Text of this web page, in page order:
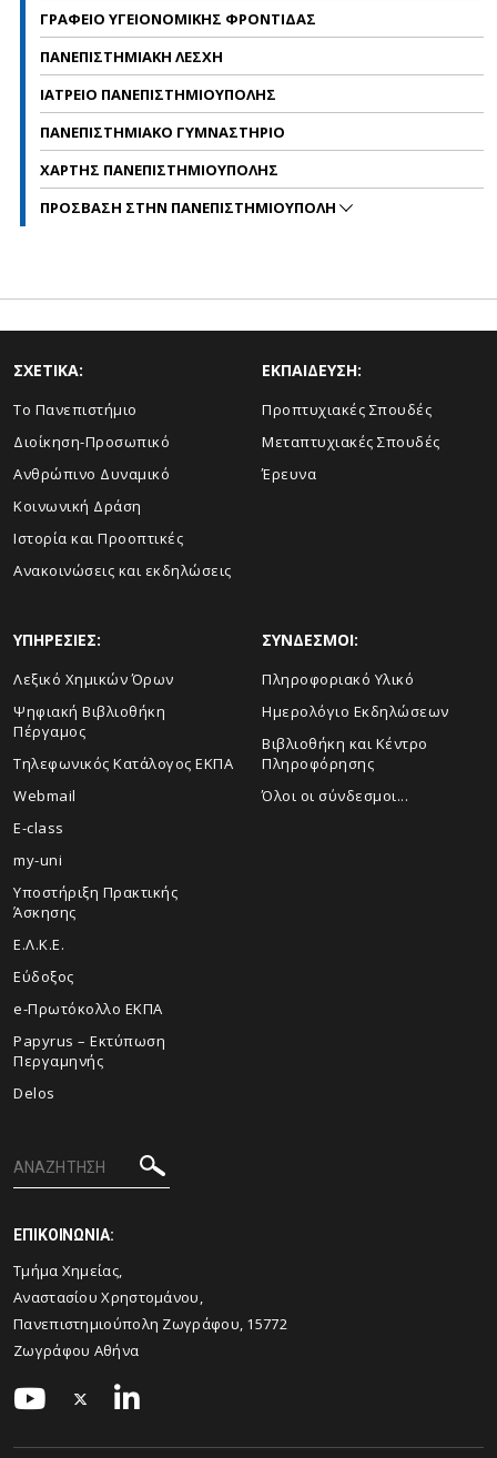
ΓΡΑΦΕΙΟ ΥΓΕΙΟΝΟΜΙΚΗΣ ΦΡΟΝΤΙΔΑΣ
ΠΑΝΕΠΙΣΤΗΜΙΑΚΗ ΛΕΣΧΗ
ΙΑΤΡΕΙΟ ΠΑΝΕΠΙΣΤΗΜΙΟΥΠΟΛΗΣ
ΠΑΝΕΠΙΣΤΗΜΙΑΚΟ ΓΥΜΝΑΣΤΗΡΙΟ
ΧΑΡΤΗΣ ΠΑΝΕΠΙΣΤΗΜΙΟΥΠΟΛΗΣ
ΠΡΟΣΒΑΣΗ ΣΤΗΝ ΠΑΝΕΠΙΣΤΗΜΙΟΥΠΟΛΗ
ΣΧΕΤΙΚΑ:
Το Πανεπιστήμιο
Διοίκηση-Προσωπικό
Ανθρώπινο Δυναμικό
Κοινωνική Δράση
Ιστορία και Προοπτικές
Ανακοινώσεις και εκδηλώσεις
ΕΚΠΑΙΔΕΥΣΗ:
Προπτυχιακές Σπουδές
Μεταπτυχιακές Σπουδές
Έρευνα
ΥΠΗΡΕΣΙΕΣ:
Λεξικό Χημικών Όρων
Ψηφιακή Βιβλιοθήκη
Πέργαμος
Τηλεφωνικός Κατάλογος ΕΚΠΑ
Webmail
E-class
my-uni
Υποστήριξη Πρακτικής
Άσκησης
Ε.Λ.Κ.Ε.
Εύδοξος
e-Πρωτόκολλο ΕΚΠΑ
Papyrus – Εκτύπωση
Περγαμηνής
Delos
ΣΥΝΔΕΣΜΟΙ:
Πληροφοριακό Υλικό
Ημερολόγιο Εκδηλώσεων
Βιβλιοθήκη και Κέντρο
Πληροφόρησης
Όλοι οι σύνδεσμοι...
ΕΠΙΚΟΙΝΩΝΙΑ:
Τμήμα Χημείας,
Αναστασίου Χρηστομάνου,
Πανεπιστημιούπολη Ζωγράφου, 15772
Ζωγράφου Αθήνα